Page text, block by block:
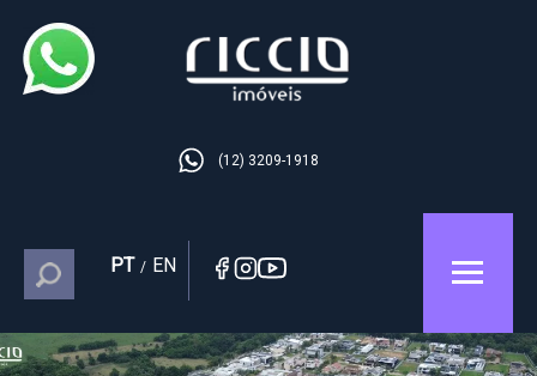
(12) 3209-1918
PT / EN